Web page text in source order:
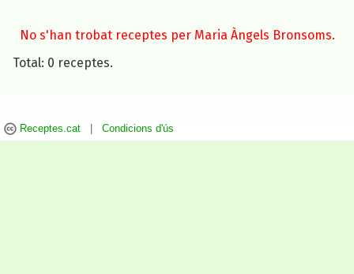
No s'han trobat receptes per Maria Àngels Bronsoms.
Total: 0 receptes.